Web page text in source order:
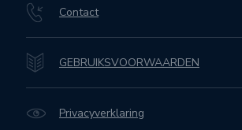
Contact
GEBRUIKSVOORWAARDEN
Privacyverklaring